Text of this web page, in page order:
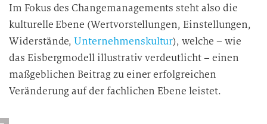
r
b
e
i
t
u
Im Fokus des Changemanagements steht also die
kulturelle Ebene (Wertvorstellungen, Einstellungen,
Widerstände,Unternehmenskultur), welche – wie
das Eisbergmodell illustrativ verdeutlicht – einen
maßgeblichen Beitrag zu einer erfolgreichen
Veränderung auf der fachlichen Ebene leistet.